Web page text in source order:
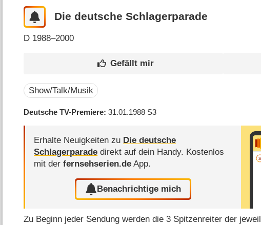
Die deutsche Schlagerparade
D 1988–2000
Show/Talk/Musik
Deutsche TV-Premiere 31.01.1988 S3
Erhalte Neuigkeiten zu Die deutsche
Schlagerparade direkt auf dein Handy. Kostenlos
mit derfernsehserien.de App.
Benachrichtige mich
Zu Beginn jeder Sendung werden die 3 Spitzenreiter der